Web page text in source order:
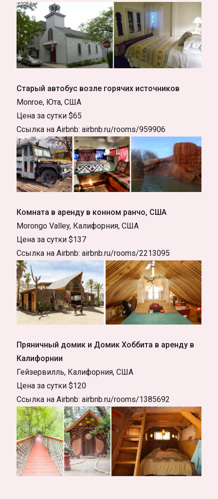
Старый автобус возле горячих источников
Monroe, Юта, США
Цена за сутки $65
Ссылка на Airbnb: airbnb.ru/rooms/959906
Комната в аренду в конном ранчо, США
Morongo Valley, Калифорния, США
Цена за сутки $137
Ссылка на Airbnb: airbnb.ru/rooms/2213095
Пряничный домик и Домик Хоббита в аренду в
Калифорнии
Гейзервилль, Калифорния, США
Цена за сутки $120
Ссылка на Airbnb: airbnb.ru/rooms/1385692